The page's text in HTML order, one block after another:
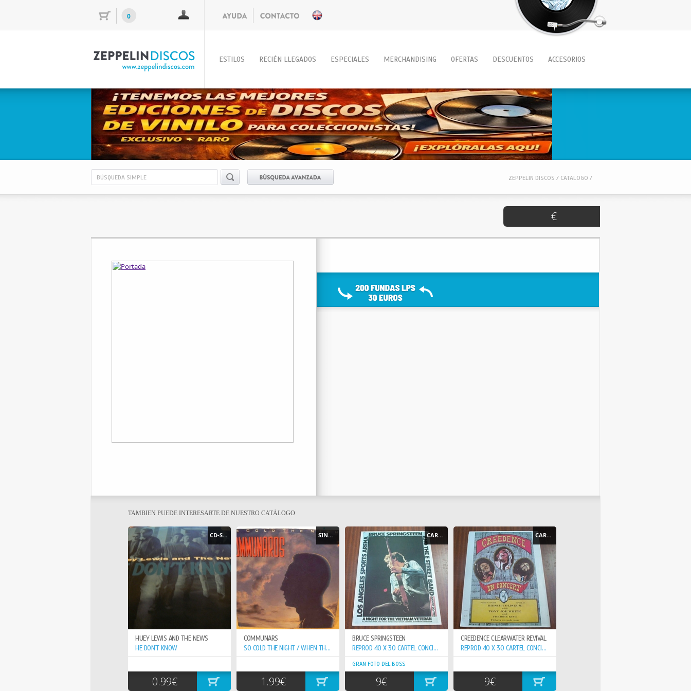
0
ESTILOS RECIÉN LLEGADOS ESPECIALES MERCHANDISING OFERTAS DESCUENTOS ACCESORIOS
ZEPPELIN DISCOS / CATALOGO /
€
TAMBIEN PUEDE INTERESARTE DE NUESTRO CATÁLOGO
CD-SINGLE
HUEY LEWIS AND THE NEWS
HE DON`T KNOW
0.99€
SINGLE
COMMUNARS
SO COLD THE NIGHT / WHEN THE WALLS COME...
1.99€
CARTEL - POSTER
BRUCE SPRINGSTEEN
REPROD 40 X 30 CARTEL CONCIERTO 20-8-81 VETERAN VIETNAN
GRAN FOTO DEL BOSS
9€
CARTEL - POSTER
CREEDENCE CLEARWATER REVIVAL
REPROD 40 X 30 CARTEL CONCIERTO 15-6- ,
9€